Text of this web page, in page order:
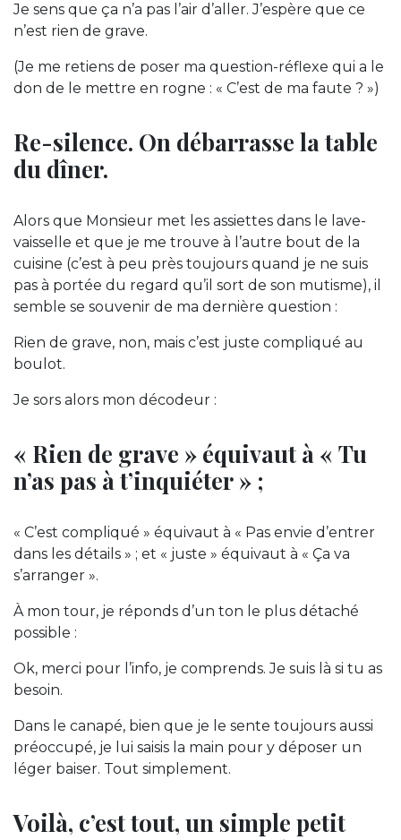
Je sens que ça n’a pas l’air d’aller. J’espère que ce
n’est rien de grave.
(Je me retiens de poser ma question-réflexe qui a le
don de le mettre en rogne : « C’est de ma faute ? »)
Re-silence. On débarrasse la table
du dîner.
Alors que Monsieur met les assiettes dans le lave-
vaisselle et que je me trouve à l’autre bout de la
cuisine (c’est à peu près toujours quand je ne suis
pas à portée du regard qu’il sort de son mutisme), il
semble se souvenir de ma dernière question :
Rien de grave, non, mais c’est juste compliqué au
boulot.
Je sors alors mon décodeur :
« Rien de grave » équivaut à « Tu
n’as pas à t’inquiéter » ;
« C’est compliqué » équivaut à « Pas envie d’entrer
dans les détails » ; et « juste » équivaut à « Ça va
s’arranger ».
À mon tour, je réponds d’un ton le plus détaché
possible :
Ok, merci pour l’info, je comprends. Je suis là si tu as
besoin.
Dans le canapé, bien que je le sente toujours aussi
préoccupé, je lui saisis la main pour y déposer un
léger baiser. Tout simplement.
Voilà, c’est tout, un simple petit